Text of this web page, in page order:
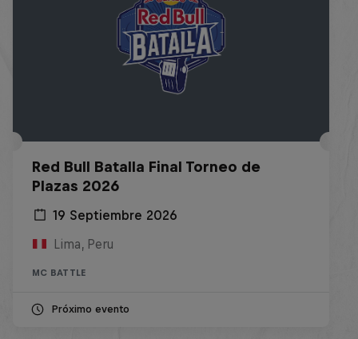
Red Bull Batalla Final Torneo de
Plazas 2026
19 Septiembre 2026
Lima, Peru
MC BATTLE
Próximo evento